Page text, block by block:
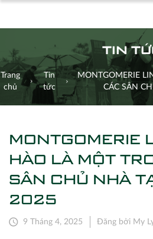
TIN
Trang
chủ
Tin
tức
MONTGOMERIE
CÁC SÂN
MONTGOMERIE
HÀO LÀ MỘT
SÂN CHỦ NHÀ
2025
9 Tháng 4, 2025 Đăng bởi My